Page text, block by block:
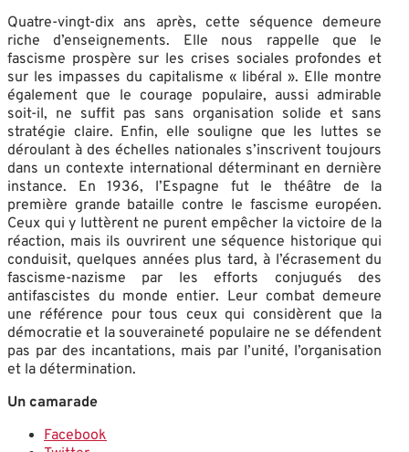
Quatre-vingt-dix ans après, cette séquence demeure
riche d’enseignements. Elle nous rappelle que le
fascisme prospère sur les crises sociales profondes et
sur les impasses du capitalisme « libéral ». Elle montre
également que le courage populaire, aussi admirable
soit-il, ne suffit pas sans organisation solide et sans
stratégie claire. Enfin, elle souligne que les luttes se
déroulant à des échelles nationales s’inscrivent toujours
dans un contexte international déterminant en dernière
instance. En 1936, l’Espagne fut le théâtre de la
première grande bataille contre le fascisme européen.
Ceux qui y luttèrent ne purent empêcher la victoire de la
réaction, mais ils ouvrirent une séquence historique qui
conduisit, quelques années plus tard, à l’écrasement du
fascisme-nazisme par les efforts conjugués des
antifascistes du monde entier. Leur combat demeure
une référence pour tous ceux qui considèrent que la
démocratie et la souveraineté populaire ne se défendent
pas par des incantations, mais par l’unité, l’organisation
et la détermination.
Un camarade
Facebook